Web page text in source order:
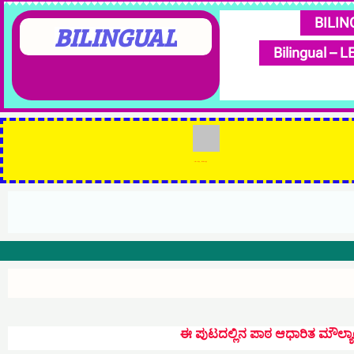
Bilingual –
ಈ ಪುಟದಲ್ಲಿನ ಪಾಠ ಆಧಾರಿತ